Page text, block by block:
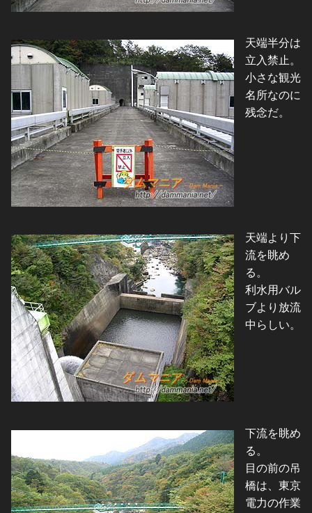
天端半分は
立入禁止。
小さな観光
名所なのに
残念だ。
天端より下
流を眺め
る。
利水用バル
ブより放流
中らしい。
下流を眺め
る。
目の前の吊
橋は、東京
電力の作業